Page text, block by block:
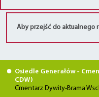
Aby przejść do aktualnego
Osiedle Generałów -
CDW)
Cmentarz Dywity-Brama